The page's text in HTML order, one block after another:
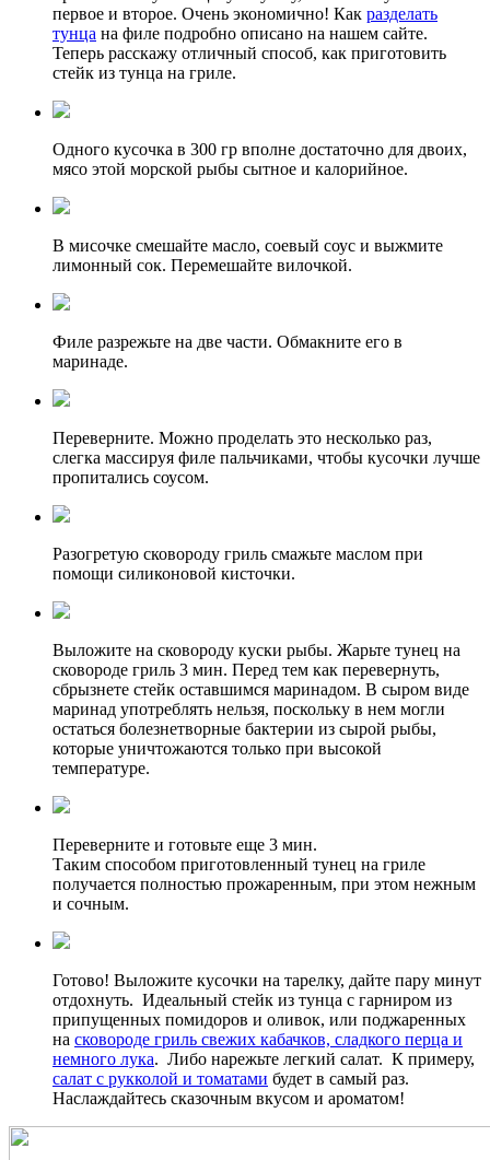
первое и второе. Очень экономично! Как разделать
тунца на филе подробно описано на нашем сайте.
Теперь расскажу отличный способ, как приготовить
стейк из тунца на гриле.
Одного кусочка в 300 гр вполне достаточно для двоих,
мясо этой морской рыбы сытное и калорийное.
В мисочке смешайте масло, соевый соус и выжмите
лимонный сок. Перемешайте вилочкой.
Филе разрежьте на две части. Обмакните его в
маринаде.
Переверните. Можно проделать это несколько раз,
слегка массируя филе пальчиками, чтобы кусочки лучше
пропитались соусом.
Разогретую сковороду гриль смажьте маслом при
помощи силиконовой кисточки.
Выложите на сковороду куски рыбы. Жарьте тунец на
сковороде гриль 3 мин. Перед тем как перевернуть,
сбрызнете стейк оставшимся маринадом. В сыром виде
маринад употреблять нельзя, поскольку в нем могли
остаться болезнетворные бактерии из сырой рыбы,
которые уничтожаются только при высокой
температуре.
Переверните и готовьте еще 3 мин.
Таким способом приготовленный тунец на гриле
получается полностью прожаренным, при этом нежным
и сочным.
Готово! Выложите кусочки на тарелку, дайте пару минут
отдохнуть. Идеальный стейк из тунца с гарниром из
припущенных помидоров и оливок, или поджаренных
на сковороде гриль свежих кабачков, сладкого перца и
немного лука. Либо нарежьте легкий салат. К примеру,
салат с рукколой и томатами будет в самый раз.
Наслаждайтесь сказочным вкусом и ароматом!